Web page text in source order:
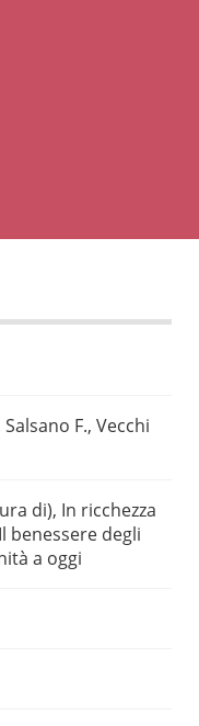
F., Vecchi
di), In ricchezza
benessere degli
a oggi